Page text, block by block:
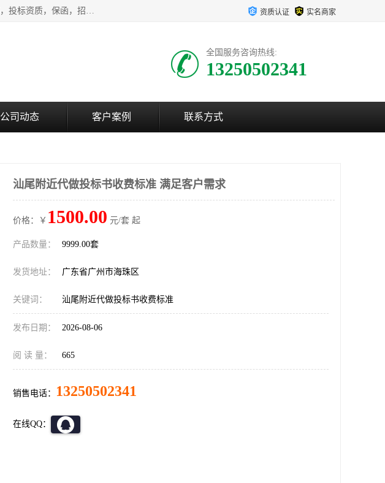
广州中赢信息科技有限公司是一家广州标书制作公司，主营业务：广州代做投标书、代写标书、代写标书，投标资质，保函，招投标培训等等，只要是投标中有需要的，我们这里都可以帮您解决。代写标书的中标案例也有很多。欢迎来电合作。 资质认证 实名商家
全国服务咨询热线:
13250502341
公司动态 客户案例 联系方式
汕尾附近代做投标书收费标准 满足客户需求
价格：￥ 1500.00 元/套 起
产品数量： 9999.00套
发货地址： 广东省广州市海珠区
关键词： 汕尾附近代做投标书收费标准
发布日期： 2026-08-06
阅 读 量： 665
销售电话： 13250502341
在线QQ：